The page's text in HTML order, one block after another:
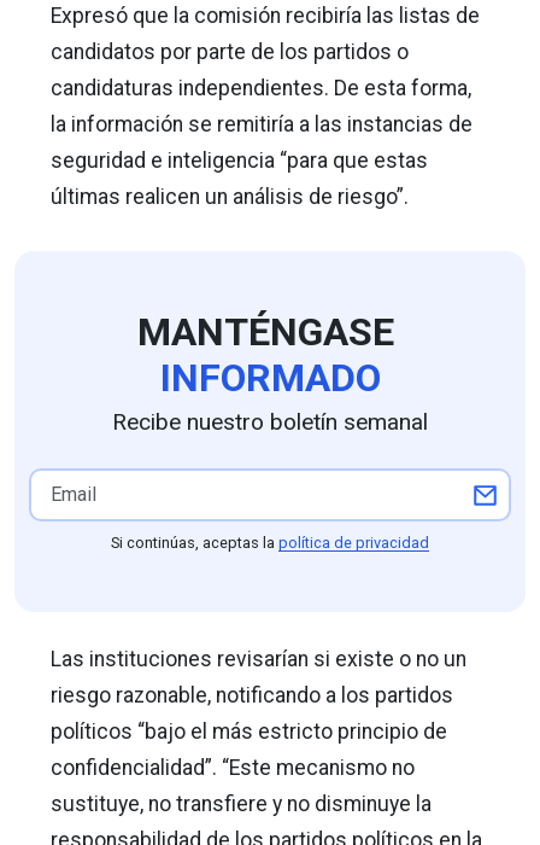
Expresó que la comisión recibiría las listas de
candidatos por parte de los partidos o
candidaturas independientes. De esta forma,
la información se remitiría a las instancias de
seguridad e inteligencia “para que estas
últimas realicen un análisis de riesgo”.
MANTÉNGASE
INFORMADO
Recibe nuestro boletín semanal
Si continúas, aceptas la política de privacidad
Las instituciones revisarían si existe o no un
riesgo razonable, notificando a los partidos
políticos “bajo el más estricto principio de
confidencialidad”. “Este mecanismo no
sustituye, no transfiere y no disminuye la
responsabilidad de los partidos políticos en la